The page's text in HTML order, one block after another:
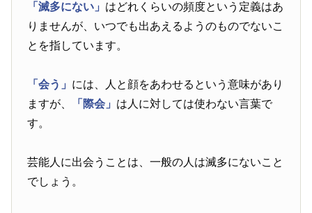
「滅多にない」 はどれくらいの頻度という定義はあ
りませんが、いつでも出あえるようのものでないこ
とを指しています。
「会う」 には、人と顔をあわせるという意味があり
ますが、
「際会」 は人に対しては使わない言葉で
す。
芸能人に出会うことは、一般の人は滅多にないこと
でしょう。